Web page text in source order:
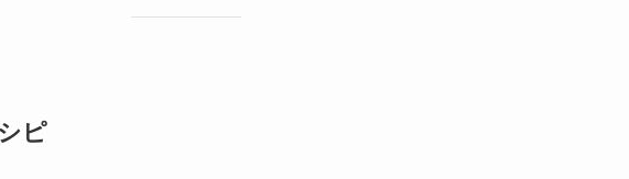
ピ